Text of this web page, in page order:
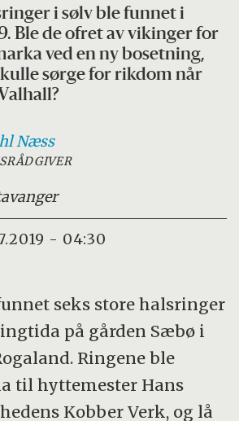
i sølv ble funnet i
Ble de ofret av vikinger for
ved en ny bosetning,
sørge for rikdom når
Næss
- 04:30
seks store halsringer
på gården Sæbø i
Ringene ble
til hyttemester Hans
Kobber Verk, og lå